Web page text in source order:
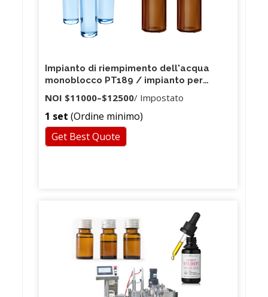
Impianto di riempimento dell'acqua
monoblocco PT189 / impianto per
bottiglie per animali domestici in
Kirghizistan
NOI $11000–$12500/ Impostato
1 set (Ordine minimo)
Get Best Quote